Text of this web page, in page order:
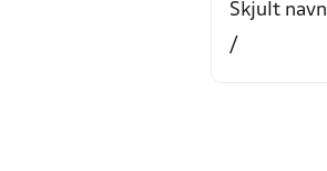
Skjult navn
/